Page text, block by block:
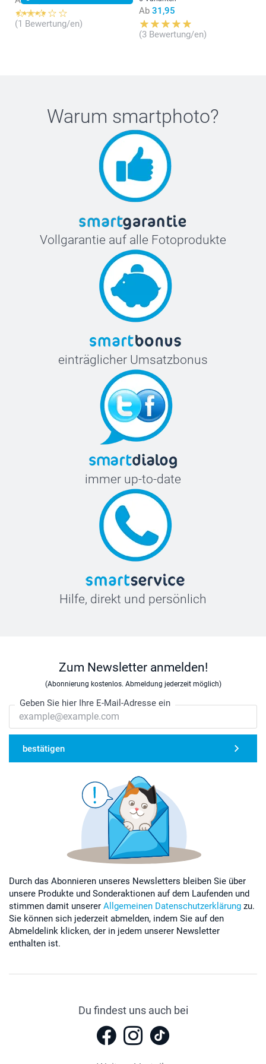
(1 Bewertung/en)
Ab 31,95
(3 Bewertung/en)
Warum smartphoto?
Vollgarantie auf alle Fotoprodukte
einträglicher Umsatzbonus
immer up-to-date
Hilfe, direkt und persönlich
Zum Newsletter anmelden!
(Abonnierung kostenlos. Abmeldung jederzeit möglich)
Geben Sie hier Ihre E-Mail-Adresse ein
bestätigen
Durch das Abonnieren unseres Newsletters bleiben Sie über
unsere Produkte und Sonderaktionen auf dem Laufenden und
stimmen damit unserer Allgemeinen Datenschutzerklärung zu.
Sie können sich jederzeit abmelden, indem Sie auf den
Abmeldelink klicken, der in jedem unserer Newsletter
enthalten ist.
Du findest uns auch bei